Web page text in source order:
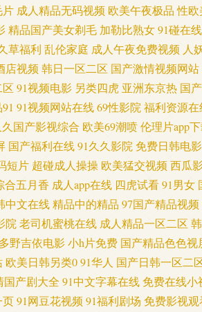
91视频露脸 91色狼导航 91韩剧网最新韩剧在线看
啪va资源 天天影院日韩 日美欧一本道 五月花性
本亚洲 免费看羞羞片屁屁 久久香蕉影院 精品电
类av 成人国产精品 99导航亚洲 91综合入口 AV丁
观看 午夜福利不卡 色国产欧美日韩 日韩福利视頻
人乐 日韩A级理论 日韩成人专区 日本伊人2P 日
产91系列在线播放 免费av在线丝足 欧美区一区二
色视频播放 91豆花永久网站在线观看 91成人视频
色网 久久av潮吹av 欧美日韩激情另类小说 日本
片 成人精品无码视频 欧美午夜极品 性
精品国产美女剃毛 加勒比熟女91碰在线
草福利 乱伦家庭 成人午夜免费视频 人
店视频 韩日一区二区 国产激情视频网站
91视频电影 另类四虎 亚洲东京热 国
91视频网站在线69性影院 福利资源在
久国产影视综合 欧美69潮喷伦理片app
国产福利在线91久久影院 免费日韩电影
短片 超碰成人操操 欧美猛交视频 西瓜
合五月香 成人app在线 四虎试看91男女
中文在线精品中的精品 97国产精品视频
院 老司机蜜桃在线 成人精品一区二区
野吉依电影小h片免费 国产精品色色视
欧美日韩另类091华人 国产日韩一区二
国产剧大全 91中文字幕在线 免费在线小
页91网豆花视频 91福利剧场 免费影视观